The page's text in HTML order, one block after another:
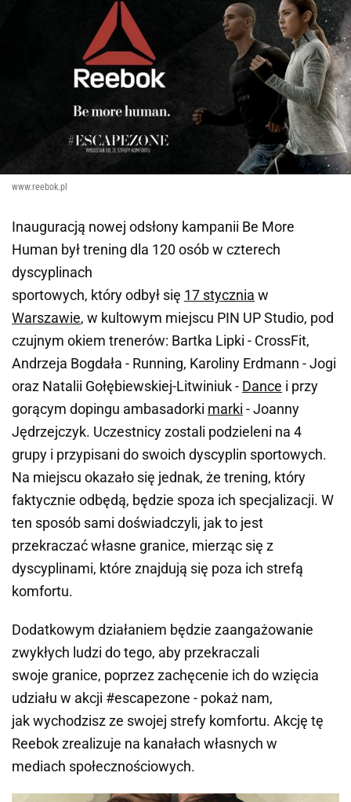
www.reebok.pl
Inauguracją nowej odsłony kampanii Be More
Human był trening dla 120 osób w czterech
dyscyplinach
sportowych, który odbył się 17 stycznia w
Warszawie, w kultowym miejscu PIN UP Studio, pod
czujnym okiem trenerów: Bartka Lipki - CrossFit,
Andrzeja Bogdała - Running, Karoliny Erdmann - Jogi
oraz Natalii Gołębiewskiej-Litwiniuk - Dance i przy
gorącym dopingu ambasadorki marki - Joanny
Jędrzejczyk. Uczestnicy zostali podzieleni na 4
grupy i przypisani do swoich dyscyplin sportowych.
Na miejscu okazało się jednak, że trening, który
faktycznie odbędą, będzie spoza ich specjalizacji. W
ten sposób sami doświadczyli, jak to jest
przekraczać własne granice, mierząc się z
dyscyplinami, które znajdują się poza ich strefą
komfortu.
Dodatkowym działaniem będzie zaangażowanie
zwykłych ludzi do tego, aby przekraczali
swoje granice, poprzez zachęcenie ich do wzięcia
udziału w akcji #escapezone - pokaż nam,
jak wychodzisz ze swojej strefy komfortu. Akcję tę
Reebok zrealizuje na kanałach własnych w
mediach społecznościowych.